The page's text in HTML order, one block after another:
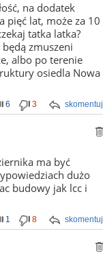
na dodatek
pięć lat, może za 10
tatka latka?
zmuszeni
albo po terenie
osiedla Nowa
skomentuj
6 3
ma być
dużo
budowy jak lcc i
skomentuj
1 8